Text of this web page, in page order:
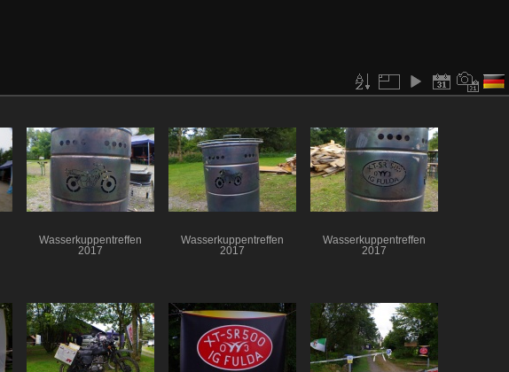
Wasserkuppentreffen
2017
Wasserkuppentreffen
2017
Wasserkuppentreffen
2017